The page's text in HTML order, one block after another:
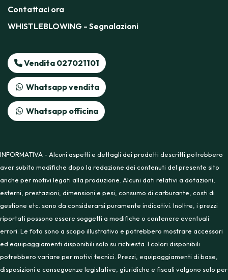
Contattaci ora
WHISTLEBLOWING - Segnalazioni
Vendita 027021101
Whatsapp vendita
Whatsapp officina
INFORMATIVA - Alcuni aspetti e dettagli dei prodotti descritti potrebbero
aver subito modifiche dopo la redazione dei contenuti del presente sito
anche per motivi legati alla produzione. Alcuni dati relativi a dotazioni,
esterni, prestazioni, dimensioni e pesi, consumo di carburante, costi di
gestione etc. sono da considerarsi puramente indicativi. Inoltre, i prezzi
riportati possono essere soggetti a modifiche o contenere eventuali
errori. Le foto sono a scopo illustrativo e potrebbero mostrare accessori
ed equipaggiamenti disponibili solo su richiesta. I colori disponibili
potrebbero variare per motivi tecnici. Prezzi, equipaggiamenti di base,
disposizioni e conseguenze legislative, giuridiche e fiscali valgono solo per